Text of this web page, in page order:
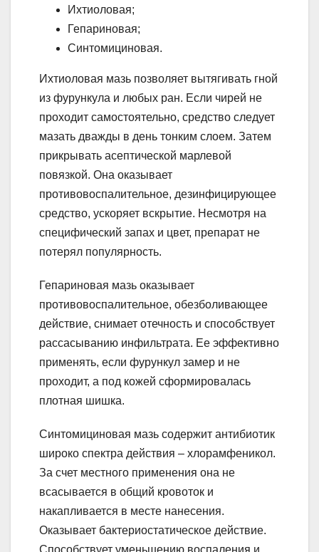
Ихтиоловая;
Гепариновая;
Синтомициновая.
Ихтиоловая мазь позволяет вытягивать гной
из фурункула и любых ран. Если чирей не
проходит самостоятельно, средство следует
мазать дважды в день тонким слоем. Затем
прикрывать асептической марлевой
повязкой. Она оказывает
противовоспалительное, дезинфицирующее
средство, ускоряет вскрытие. Несмотря на
специфический запах и цвет, препарат не
потерял популярность.
Гепариновая мазь оказывает
противовоспалительное, обезболивающее
действие, снимает отечность и способствует
рассасыванию инфильтрата. Ее эффективно
применять, если фурункул замер и не
проходит, а под кожей сформировалась
плотная шишка.
Синтомициновая мазь содержит антибиотик
широко спектра действия – хлорамфеникол.
За счет местного применения она не
всасывается в общий кровоток и
накапливается в месте нанесения.
Оказывает бактериостатическое действие.
Способствует уменьшению воспаления и